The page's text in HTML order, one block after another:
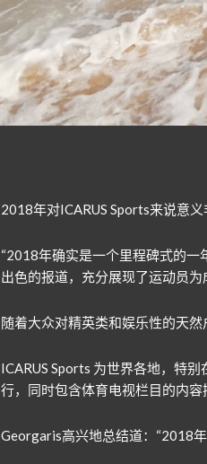
2018年对ICARUS Sports来说意
“2018年确实是一个里程碑式的一
出色的报道，充分展现了运动员为
随着大众对精英类和娱乐性的天
ICARUS Sports 为世界各地，特
行，同时包含体育电视栏目的内容
Georgaris高兴地总结道：“2018